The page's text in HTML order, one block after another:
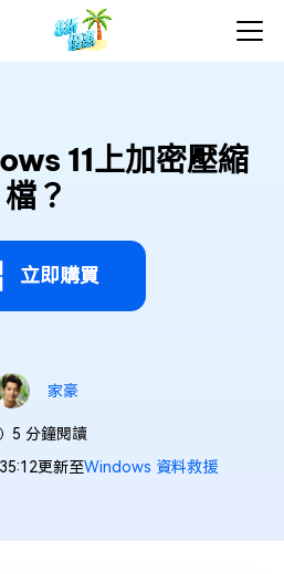
11上加密壓縮
檔？
立即購買
家豪
5 分鐘閱讀
更新至Windows 資料救援